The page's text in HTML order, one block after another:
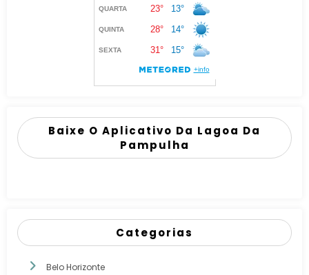
Baixe O Aplicativo Da Lagoa Da
Pampulha
Categorias
Belo Horizonte